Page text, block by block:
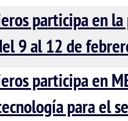
participa en
9 al 12 de
participa en
para el